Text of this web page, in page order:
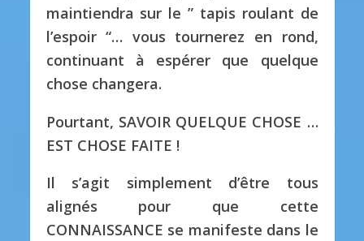
maintiendra sur le ” tapis roulant de
l’espoir “… vous tournerez en rond,
continuant à espérer que quelque
chose changera.
Pourtant, SAVOIR QUELQUE CHOSE …
EST CHOSE FAITE !
Il s’agit simplement d’être tous
alignés pour que cette
CONNAISSANCE se manifeste dans le